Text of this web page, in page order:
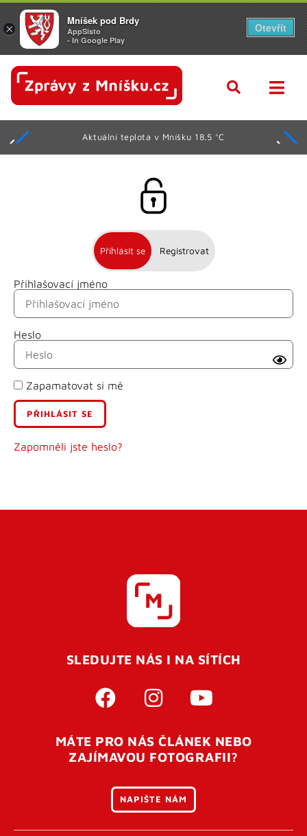
Aktuální teplota v Mníšku 18.5 °C
Přihlásit se Registrovat
Přihlašovací jméno
Heslo
Zapamatovat si mě
Zapomněli jste heslo?
Jméno
Příjmení
E-mail
Uživatelské jméno
Pro úspěšné dokončení registrace je potřeba
vaší e-mailovouadresu. Po úspěšném odeslání
otevření tohoto odkazu se váš účet ověří a můžete se
přihlásit. Nezapomeňte zkontrolovat složku SPAM ve
SLEDUJTE NÁS I NA SÍTÍCH
MÁTE PRO NÁS ČLÁNEK NEBO
ZAJÍMAVOU FOTOGRAFII?
NAPIŠTE NÁM
×
Mníšek pod Brdy
AppSisto
- In Google Play
Otevřít